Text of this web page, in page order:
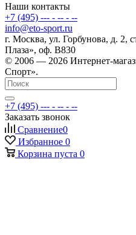
Наши контакты
+7 (495) --- - -- - --
info@eto-sport.ru
г. Москва, ул. Горбунова, д. 2,
Плаза», оф. В830
© 2006 — 2026 Интернет-
Спорт».
+7 (495) --- - -- - --
Заказать звонок
Сравнение0
Избранное 0
Корзина пуста 0